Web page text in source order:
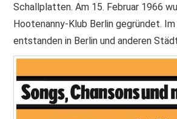
Schallplatten. Am 15. Februar 1966
Hootenanny-Klub Berlin gegründet.
entstanden in Berlin und anderen